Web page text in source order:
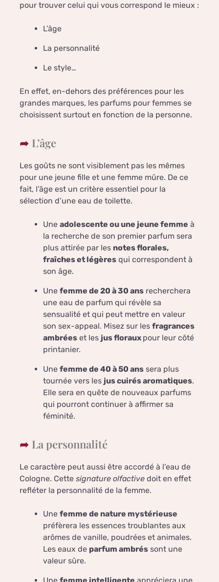
pour trouver celui qui vous correspond le mieux :
L’âge
La personnalité
Le style…
En effet, en-dehors des préférences pour les
grandes marques, les parfums pour femmes se
choisissent surtout en fonction de la personne.
L’âge
Les goûts ne sont visiblement pas les mêmes
pour une jeune fille et une femme mûre. De ce
fait, l’âge est un critère essentiel pour la
sélection d’une eau de toilette.
Une adolescente ou une jeune femme à
la recherche de son premier parfum sera
plus attirée par les notes florales,
fraîches et légères qui correspondent à
son âge.
Une femme de 20 à 30 ans recherchera
une eau de parfum qui révèle sa
sensualité et qui peut mettre en valeur
son sex-appeal. Misez sur les fragrances
ambrées et les jus floraux pour leur côté
printanier.
Une femme de 40 à 50 ans sera plus
tournée vers les jus cuirés aromatiques.
Elle sera en quête de nouveaux parfums
qui pourront continuer à affirmer sa
féminité.
La personnalité
Le caractère peut aussi être accordé à l’eau de
Cologne. Cette signature olfactive doit en effet
refléter la personnalité de la femme.
Une femme de nature mystérieuse
préfèrera les essences troublantes aux
arômes de vanille, poudrées et animales.
Les eaux de parfum ambrés sont une
valeur sûre.